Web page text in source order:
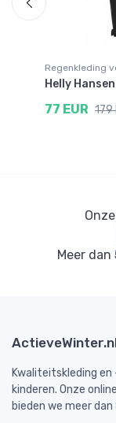
Regenkleding
Helly
77 EUR 179
Meer dan
Kwaliteitskleding
kinderen. Onze
bieden we meer